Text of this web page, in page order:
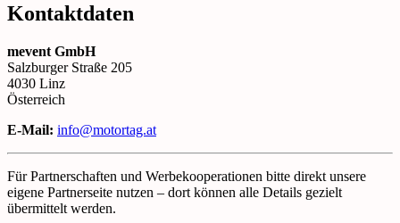
Kontaktdaten
mevent GmbH
Salzburger Straße 205
4030 Linz
Österreich
E-Mail: info@motortag.at
Für Partnerschaften und Werbekooperationen bitte direkt unsere
eigene Partnerseite nutzen – dort können alle Details gezielt
übermittelt werden.